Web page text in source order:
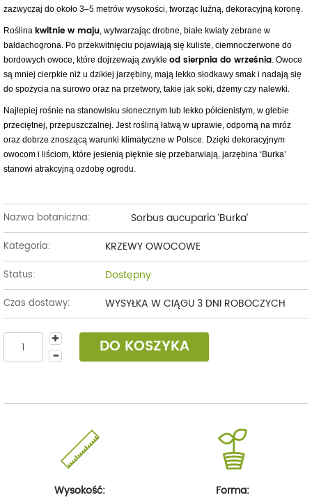
zazwyczaj do około 3–5 metrów wysokości, tworząc luźną, dekoracyjną koronę.
Roślina kwitnie w maju , wytwarzając drobne, białe kwiaty zebrane w
baldachogrona. Po przekwitnięciu pojawiają się kuliste, ciemnoczerwone do
bordowych owoce, które dojrzewają zwykle od sierpnia do września . Owoce
są mniej cierpkie niż u dzikiej jarzębiny, mają lekko słodkawy smak i nadają się
do spożycia na surowo oraz na przetwory, takie jak soki, dżemy czy nalewki.
Najlepiej rośnie na stanowisku słonecznym lub lekko półcienistym, w glebie
przeciętnej, przepuszczalnej. Jest rośliną łatwą w uprawie, odporną na mróz
oraz dobrze znoszącą warunki klimatyczne w Polsce. Dzięki dekoracyjnym
owocom i liściom, które jesienią pięknie się przebarwiają, jarzębina ‘Burka’
stanowi atrakcyjną ozdobę ogrodu.
Nazwa botaniczna: Sorbus aucuparia ‘Burka’
Kategoria: KRZEWY OWOCOWE
Status: Dostępny
Czas dostawy: WYSYŁKA W CIĄGU 3 DNI ROBOCZYCH
DO KOSZYKA
Wysokość:
Forma: